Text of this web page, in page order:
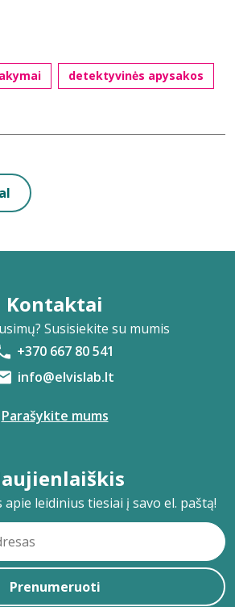
detektyvinės apysakos
Kontaktai
Susisiekite su mumis
+370 667 80 541
info@elvislab.lt
Parašykite mums
leidinius tiesiai į savo el. paštą!
Prenumeruoti